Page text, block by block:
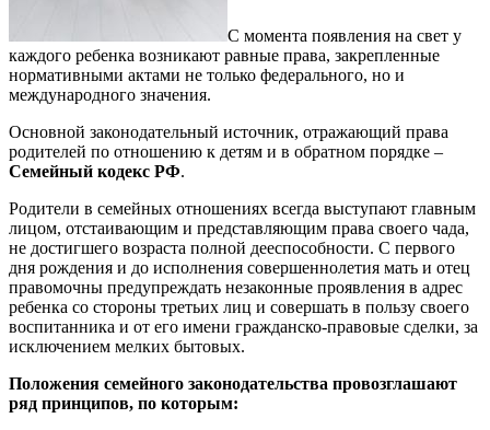
С момента появления на свет у
каждого ребенка возникают равные права, закрепленные
нормативными актами не только федерального, но и
международного значения.
Основной законодательный источник, отражающий права
родителей по отношению к детям и в обратном порядке –
Семейный кодекс РФ.
Родители в семейных отношениях всегда выступают главным
лицом, отстаивающим и представляющим права своего чада,
не достигшего возраста полной дееспособности. С первого
дня рождения и до исполнения совершеннолетия мать и отец
правомочны предупреждать незаконные проявления в адрес
ребенка со стороны третьих лиц и совершать в пользу своего
воспитанника и от его имени гражданско-правовые сделки, за
исключением мелких бытовых.
Положения семейного законодательства провозглашают
ряд принципов, по которым: